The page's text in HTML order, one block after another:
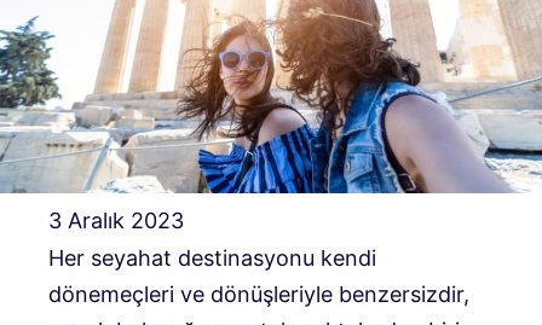
3 Aralık 2023
Her seyahat destinasyonu kendi
dönemeçleri ve dönüşleriyle benzersizdir,